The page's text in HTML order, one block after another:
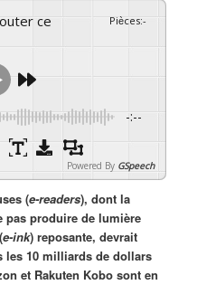
Pièces:-
-:--
Powered By GSpeech
(e-readers), dont la
pas produire de lumière
e-ink) reposante, devrait
les 10 milliards de dollars
et Rakuten Kobo sont en